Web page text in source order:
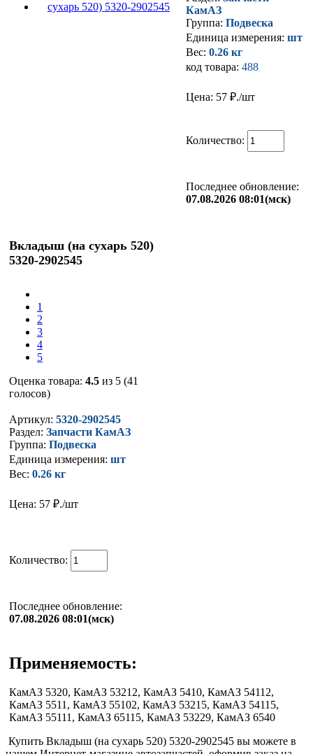
КамАЗ
Группа: Подвеска
Единица измерения: шт
Вес: 0.26 кг
код товара: 488
Цена: 57 ₽./шт
Количество:
Последнее обновление:
07.08.2026 08:01(мск)
Вкладыш (на сухарь 520)
5320-2902545
1
2
3
4
5
Оценка товара: 4.5 из 5 (41
голосов)
Артикул: 5320-2902545
Раздел: Запчасти КамАЗ
Группа: Подвеска
Единица измерения: шт
Вес: 0.26 кг
Цена: 57 ₽./шт
Количество:
Последнее обновление:
07.08.2026 08:01(мск)
Применяемость:
КамАЗ 5320, КамАЗ 53212, КамАЗ 5410, КамАЗ 54112,
КамАЗ 5511, КамАЗ 55102, КамАЗ 53215, КамАЗ 54115,
КамАЗ 55111, КамАЗ 65115, КамАЗ 53229, КамАЗ 6540
Купить Вкладыш (на сухарь 520) 5320-2902545 вы можете в